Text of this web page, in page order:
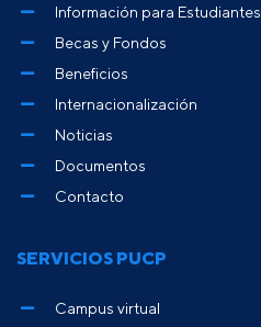
Información para Estudiantes
Becas y Fondos
Beneficios
Internacionalización
Noticias
Documentos
Contacto
SERVICIOS PUCP
Campus virtual